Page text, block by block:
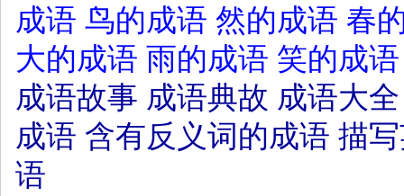
成语 鸟的成语 然的成语 春
大的成语 雨的成语 笑的成语
成语故事 成语典故 成语大全
成语 含有反义词的成语 描
语